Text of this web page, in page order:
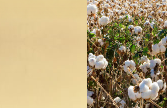
只有在刀郎部落，胡
只有在刀郎部落，胡
深秋时节，胡杨泛黄